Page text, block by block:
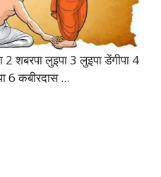
शबरपा लुइपा 3 लुइपा डेंगीपा 4
6 कबीरदास ...